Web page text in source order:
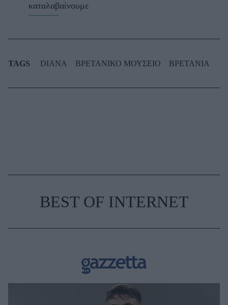
καταλαβαίνουμε
TAGS DIANA ΒΡΕΤΑΝΙΚΟ ΜΟΥΣΕΙΟ ΒΡΕΤΑΝΙΑ
BEST OF INTERNET